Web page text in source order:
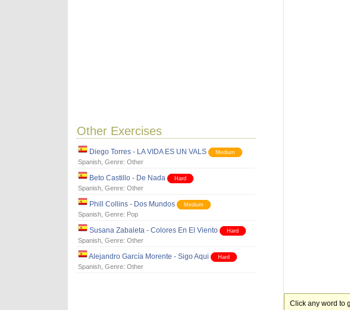
Other Exercises
Diego Torres - LA VIDA ES UN VALS Medium
Spanish, Genre: Other
Beto Castillo - De Nada Hard
Spanish, Genre: Other
Phill Collins - Dos Mundos Medium
Spanish, Genre: Pop
Susana Zabaleta - Colores En El Viento Hard
Spanish, Genre: Other
Alejandro García Morente - Sigo Aqui Hard
Spanish, Genre: Other
Click any word to